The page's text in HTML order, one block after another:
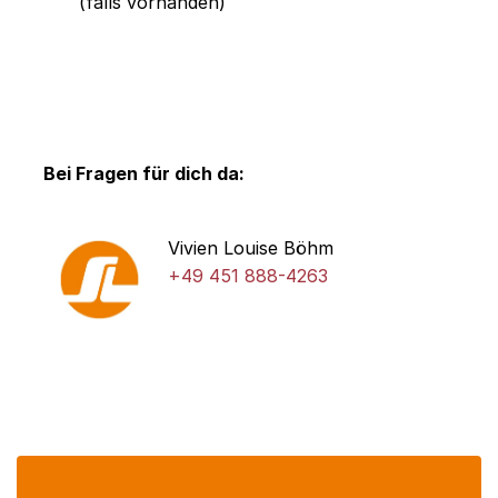
Bei Fragen für dich da:
Vivien Louise Böhm
+49 451 888-4263